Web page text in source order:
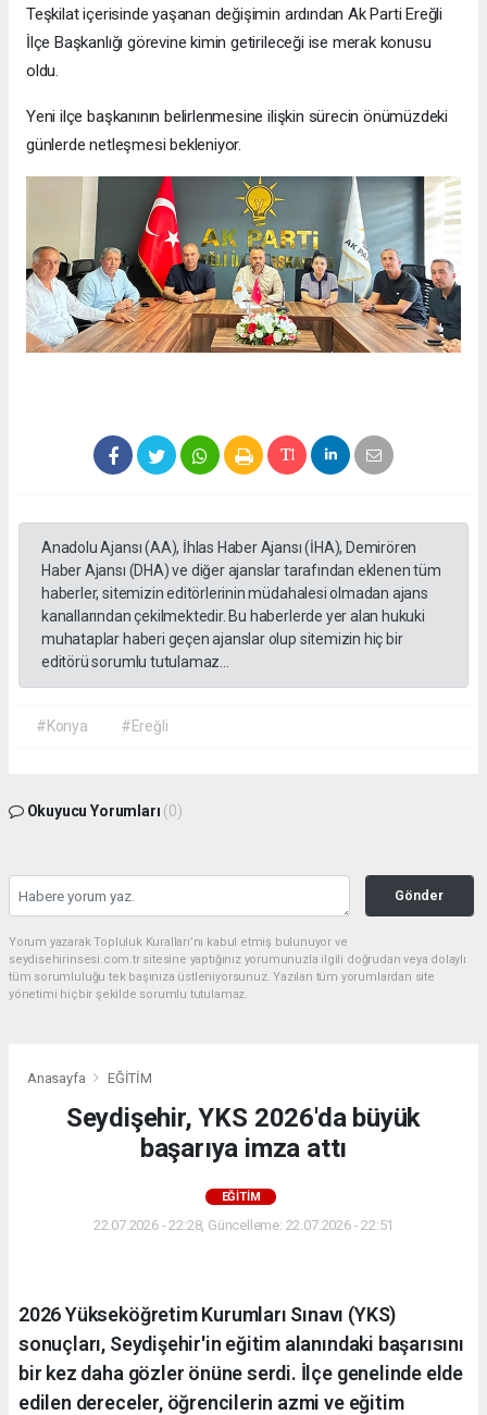
Teşkilat içerisinde yaşanan değişimin ardından Ak Parti Ereğli
İlçe Başkanlığı görevine kimin getirileceği ise merak konusu
oldu.
Yeni ilçe başkanının belirlenmesine ilişkin sürecin önümüzdeki
günlerde netleşmesi bekleniyor.
Anadolu Ajansı (AA), İhlas Haber Ajansı (İHA), Demirören
Haber Ajansı (DHA) ve diğer ajanslar tarafından eklenen tüm
haberler, sitemizin editörlerinin müdahalesi olmadan ajans
kanallarından çekilmektedir. Bu haberlerde yer alan hukuki
muhataplar haberi geçen ajanslar olup sitemizin hiç bir
editörü sorumlu tutulamaz...
#Konya #Ereğli
Okuyucu Yorumları (0)
Gönder
Yorum yazarak Topluluk Kuralları’nı kabul etmiş bulunuyor ve
seydisehirinsesi.com.tr sitesine yaptığınız yorumunuzla ilgili doğrudan veya dolaylı
tüm sorumluluğu tek başınıza üstleniyorsunuz. Yazılan tüm yorumlardan site
yönetimi hiçbir şekilde sorumlu tutulamaz.
Anasayfa EĞİTİM
Seydişehir, YKS 2026'da büyük
başarıya imza attı
EĞİTİM
22.07.2026 - 22:28, Güncelleme: 22.07.2026 - 22:51
2026 Yükseköğretim Kurumları Sınavı (YKS)
sonuçları, Seydişehir'in eğitim alanındaki başarısını
bir kez daha gözler önüne serdi. İlçe genelinde elde
edilen dereceler, öğrencilerin azmi ve eğitim